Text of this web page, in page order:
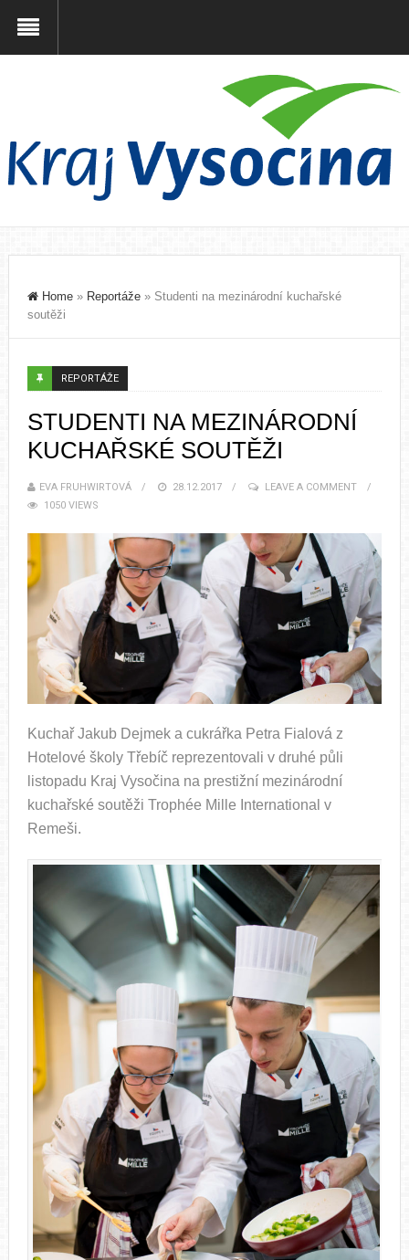
Home» Reportáže» Studenti na mezinárodní kuchařské
soutěži
REPORTÁŽE
STUDENTI NA MEZINÁRODNÍ
KUCHAŘSKÉ SOUTĚŽI
EVA FRUHWIRTOVÁ 28.12.2017
LEAVE A COMMENT
1050 VIEWS
Kuchař Jakub Dejmek a cukrářka Petra Fialová z
Hotelové školy Třebíč reprezentovali v druhé půli
listopadu Kraj Vysočina na prestižní mezinárodní
kuchařské soutěži Trophée Mille International v
Remeši.